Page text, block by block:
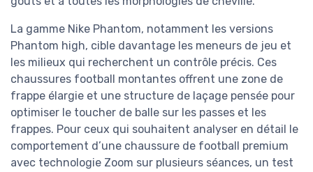
La gamme Nike Phantom, notamment les versions
Phantom high, cible davantage les meneurs de jeu et
les milieux qui recherchent un contrôle précis. Ces
chaussures football montantes offrent une zone de
frappe élargie et une structure de laçage pensée pour
optimiser le toucher de balle sur les passes et les
frappes. Pour ceux qui souhaitent analyser en détail le
comportement d’une chaussure de football premium
avec technologie Zoom sur plusieurs séances, un test